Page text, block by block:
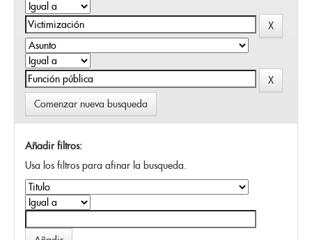
Comenzar nueva busqueda
Añadir filtros:
Usa los filtros para afinar la busqueda.